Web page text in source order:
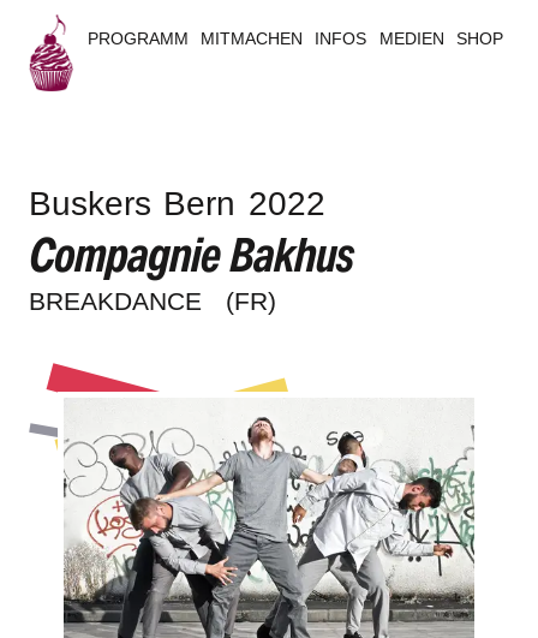
s
k
e
s
PROGRAMM MITMACHEN INFOS MEDIEN SHOP
Buskers Bern 2022
Compagnie Bakhus
BREAK­DANCE (FR)